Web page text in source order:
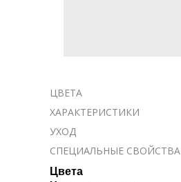
ЦВЕТА
ХАРАКТЕРИСТИКИ
УХОД
СПЕЦИАЛЬНЫЕ СВОЙСТВА
Цвета